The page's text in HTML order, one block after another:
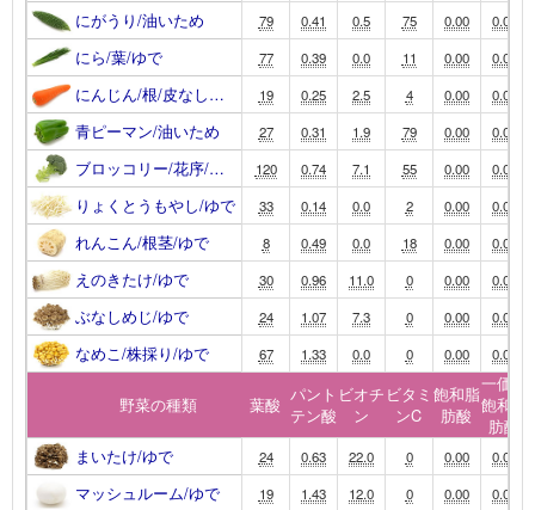
にがうり/油いため 79 0.41 0.5 75 0.00 0.00
にら/葉/ゆで 77 0.39 0.0 11 0.00 0.00
にんじん/根/皮なし… 19 0.25 2.5 4 0.00 0.00
青ピーマン/油いため 27 0.31 1.9 79 0.00 0.00
ブロッコリー/花序/… 120 0.74 7.1 55 0.00 0.00
りょくとうもやし/ゆで 33 0.14 0.0 2 0.00 0.00
れんこん/根茎/ゆで 8 0.49 0.0 18 0.00 0.00
えのきたけ/ゆで 30 0.96 11.0 0 0.00 0.00
ぶなしめじ/ゆで 24 1.07 7.3 0 0.00 0.00
なめこ/株採り/ゆで 67 1.33 0.0 0 0.00 0.00
野菜の種類 葉酸 パント
テン酸
ビオチ
ン
ビタミ
ンC
飽和脂
肪酸
一価不
飽和脂
肪酸
まいたけ/ゆで 24 0.63 22.0 0 0.00 0.00
マッシュルーム/ゆで 19 1.43 12.0 0 0.00 0.00